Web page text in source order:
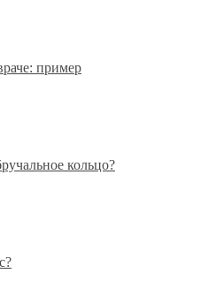
пример
кольцо?